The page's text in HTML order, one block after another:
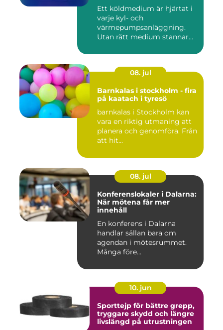
Ett köldmedium är hjärtat i
varje kyl- och
värmepumpsanläggning.
Utan rätt medium stannar
08. jul
Barnkalas i stockholm - fira
på kaatach i tyresö
barnkalas i Stockholm kan
vara en riktig utmaning att
planera och genomföra. Från
att hit...
08. jul
Konferenslokaler i Dalarna:
När mötena får mer
innehåll
En konferens i Dalarna
handlar sällan bara om
agendan i mötesrummet.
Många före...
10. jun
Sporttejp för bättre grepp,
tryggare skydd och längre
livslängd på utrustningen